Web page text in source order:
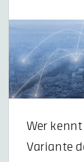
Wer
Variante